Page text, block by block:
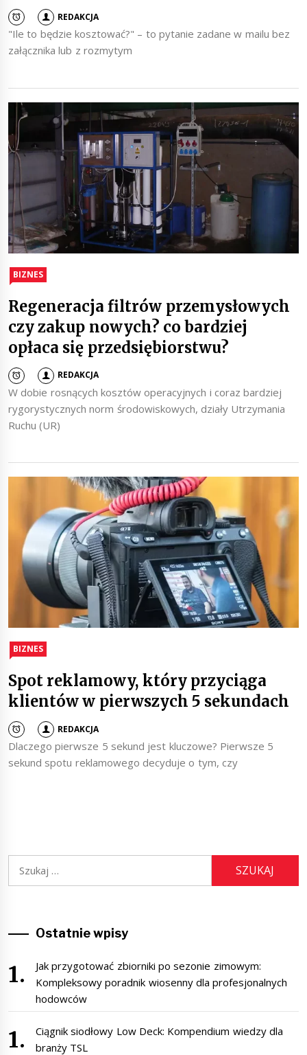
REDAKCJA
"Ile to będzie kosztować?" – to pytanie zadane w mailu bez
załącznika lub z rozmytym
BIZNES
Regeneracja filtrów przemysłowych
czy zakup nowych? co bardziej
opłaca się przedsiębiorstwu?
REDAKCJA
W dobie rosnących kosztów operacyjnych i coraz bardziej
rygorystycznych norm środowiskowych, działy Utrzymania
Ruchu (UR)
BIZNES
Spot reklamowy, który przyciąga
klientów w pierwszych 5 sekundach
REDAKCJA
Dlaczego pierwsze 5 sekund jest kluczowe? Pierwsze 5
sekund spotu reklamowego decyduje o tym, czy
Ostatnie wpisy
Jak przygotować zbiorniki po sezonie zimowym:
Kompleksowy poradnik wiosenny dla profesjonalnych
hodowców
Ciągnik siodłowy Low Deck: Kompendium wiedzy dla
branży TSL